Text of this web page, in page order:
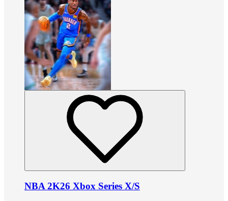
NBA 2K26 Xbox Series X/S